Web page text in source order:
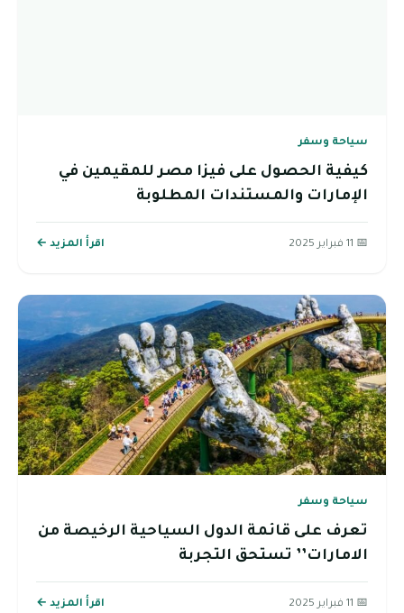
سياحة وسفر
كيفية الحصول على فيزا مصر للمقيمين في
الإمارات والمستندات المطلوبة
📅 11 فبراير 2025 اقرأ المزيد ←
سياحة وسفر
تعرف على قائمة الدول السياحية الرخيصة من
الامارات’’ تستحق التجربة
📅 11 فبراير 2025 اقرأ المزيد ←